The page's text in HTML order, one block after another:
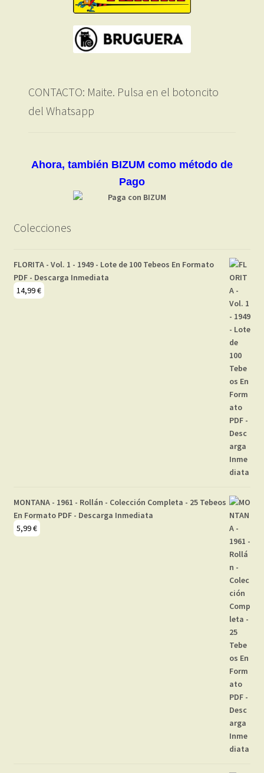
CONTACTO: Maite. Pulsa en el botoncito
del Whatsapp
Ahora, también BIZUM como método de
Pago
Colecciones
FLORITA - Vol. 1 - 1949 - Lote de 100 Tebeos En Formato
PDF - Descarga Inmediata
14,99€
MONTANA - 1961 - Rollán - Colección Completa - 25 Tebeos
En Formato PDF - Descarga Inmediata
5,99€